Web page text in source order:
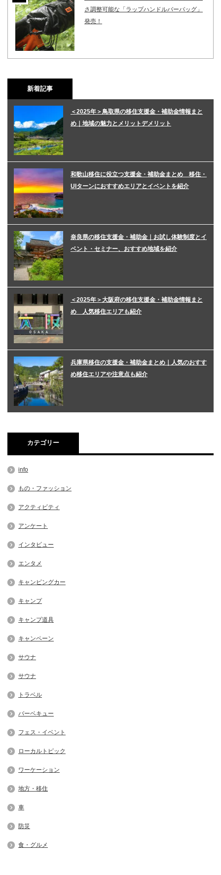
さ調整可能な「ラップハンドルバーバッグ」
発売！
新着記事
＜2025年＞鳥取県の移住支援金・補助金情報まと
め｜地域の魅力とメリットデメリット
和歌山移住に役立つ支援金・補助金まとめ 移住・
UIターンにおすすめエリアとイベントを紹介
奈良県の移住支援金・補助金｜お試し体験制度とイ
ベント・セミナー、おすすめ地域を紹介
＜2025年＞大阪府の移住支援金・補助金情報まと
め 人気移住エリアも紹介
兵庫県移住の支援金・補助金まとめ｜人気のおすす
め移住エリアや注意点も紹介
カテゴリー
info
もの・ファッション
アクティビティ
アンケート
インタビュー
エンタメ
キャンピングカー
キャンプ
キャンプ道具
キャンペーン
サウナ
サウナ
トラベル
バーベキュー
フェス・イベント
ローカルトピック
ワーケーション
地方・移住
車
防災
食・グルメ